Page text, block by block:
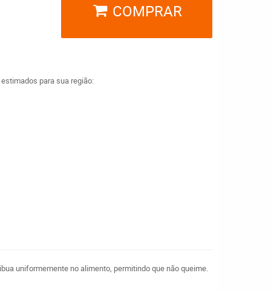
COMPRAR
para sua região:
uniformemente no alimento, permitindo que não queime.